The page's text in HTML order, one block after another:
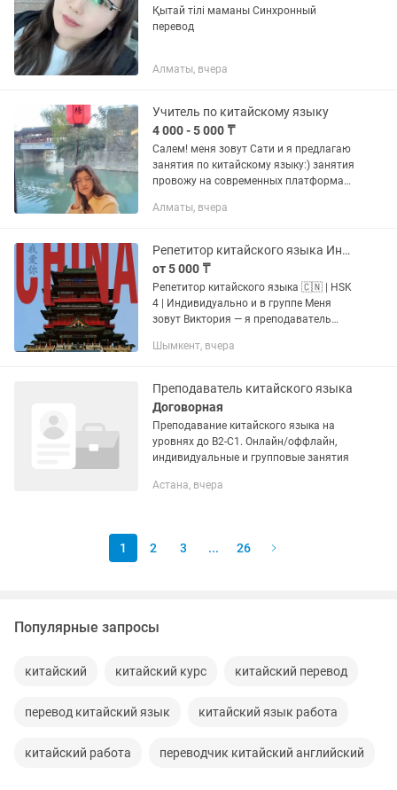
Қытай тілі маманы Синхронный
перевод
Алматы, вчера
Учитель по китайскому языку
4 000 - 5 000 ₸
Салем! меня зовут Сати и я предлагаю
занятия по китайскому языку:) занятия
провожу на современных платформах
подготавливаю отталкиваясь от
Алматы, вчера
Репетитор китайского языка Индивидуально и в группе
от 5 000 ₸
Репетитор китайского языка 🇨🇳 | HSK
4 | Индивидуально и в группе Меня
зовут Виктория — я преподаватель
уровнем HSK 4 и опытом работы. 📚
Шымкент, вчера
Преподаватель китайского языка
Договорная
Преподавание китайского языка на
уровнях до B2-C1. Онлайн/оффлайн,
индивидуальные и групповые занятия
Астана, вчера
1 2 3 ... 26
Популярные запросы
китайский китайский курс китайский перевод
перевод китайский язык китайский язык работа
китайский работа переводчик китайский английский